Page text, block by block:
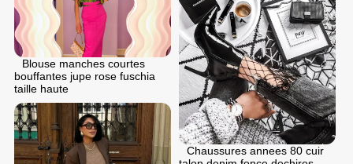
Blouse manches courtes
bouffantes jupe rose fuschia
taille haute
Chaussures annees 80 cuir